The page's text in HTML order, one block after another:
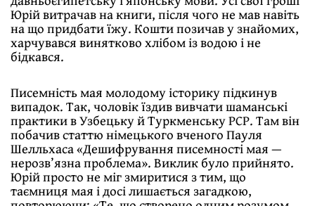
Юрій витрачав на книги, після чого не мав навіть
на що придбати їжу. Кошти позичав у знайомих,
харчувався винятково хлібом із водою і не
бідкався.
Писемність мая молодому історику підкинув
випадок. Так, чоловік їздив вивчати шаманські
практики в Узбецьку й Туркменську РСР. Там він
побачив статтю німецького вченого Пауля
Шелльхаса «Дешифрування писемності мая —
нерозв’язна проблема». Виклик було прийнято.
Юрій просто не міг змиритися з тим, що
таємниця мая і досі лишається загадкою,